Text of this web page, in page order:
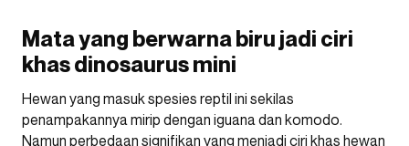
Mata yang berwarna biru jadi ciri
khas dinosaurus mini
Hewan yang masuk spesies reptil ini sekilas
penampakannya mirip dengan iguana dan komodo.
Namun perbedaan signifikan yang menjadi ciri khas hewan